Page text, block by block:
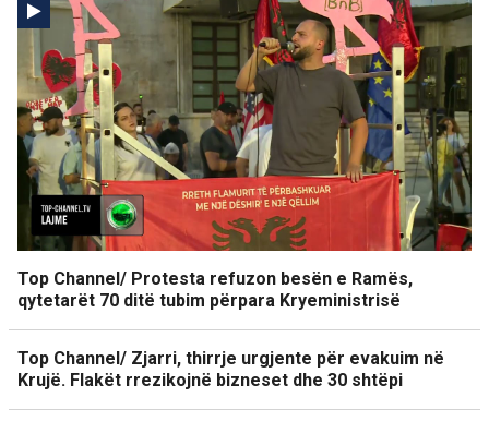
Top Channel/ Protesta refuzon besën e Ramës,
qytetarët 70 ditë tubim përpara Kryeministrisë
Top Channel/ Zjarri, thirrje urgjente për evakuim në
Krujë. Flakët rrezikojnë bizneset dhe 30 shtëpi